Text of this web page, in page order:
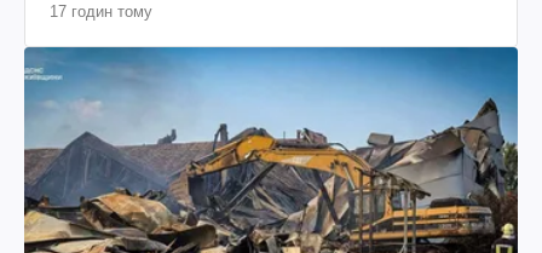
17 годин тому